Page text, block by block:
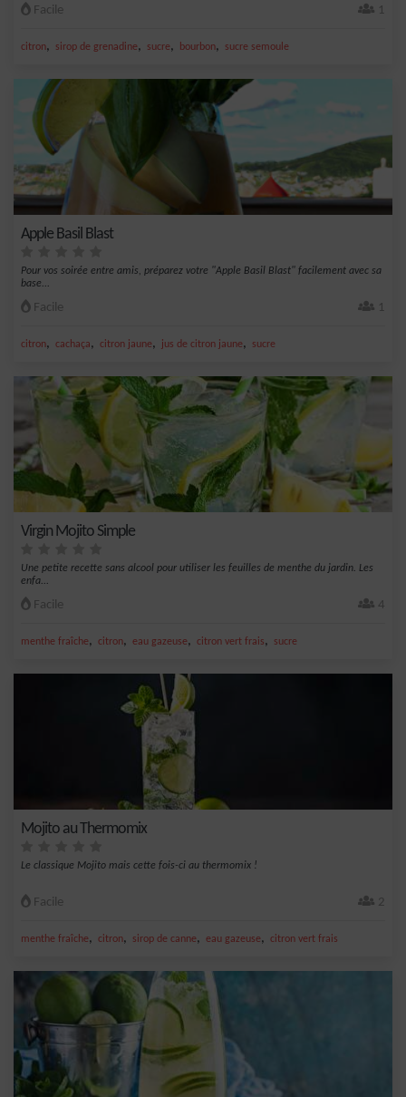
Facile 1
citron, sirop de grenadine, sucre, bourbon, sucre semoule
Apple Basil Blast
Pour vos soirée entre amis, préparez votre "Apple Basil Blast" facilement avec sa
base...
Facile 1
citron, cachaça, citron jaune, jus de citron jaune, sucre
Virgin Mojito Simple
Une petite recette sans alcool pour utiliser les feuilles de menthe du jardin. Les
enfa...
Facile 4
menthe fraîche, citron, eau gazeuse, citron vert frais, sucre
Mojito au Thermomix
Le classique Mojito mais cette fois-ci au thermomix !
Facile 2
menthe fraîche, citron, sirop de canne, eau gazeuse, citron vert frais